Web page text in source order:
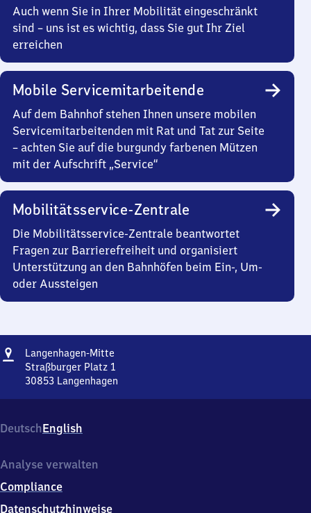
Auch wenn Sie in Ihrer Mobilität eingeschränkt
sind – uns ist es wichtig, dass Sie gut Ihr Ziel
erreichen
Mobile Servicemitarbeitende
Auf dem Bahnhof stehen Ihnen unsere mobilen
Servicemitarbeitenden mit Rat und Tat zur Seite
– achten Sie auf die burgundy farbenen Mützen
mit der Aufschrift „Service“
Mobilitätsservice-Zentrale
Die Mobilitätsservice-Zentrale beantwortet
Fragen zur Barrierefreiheit und organisiert
Unterstützung an den Bahnhöfen beim Ein-, Um-
oder Aussteigen
Adresse
Langenhagen-Mitte
Mitte
Straßburger Platz 1
30853 Langenhagen
Straßburger
Platz
3
8
5
DeutschEnglish
Analyse verwalten
Compliance
Datenschutzhinweise